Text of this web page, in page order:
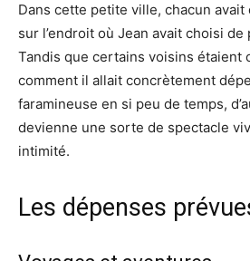
Dans cette petite ville, chacun
sur l’endroit où Jean avait choisi
Tandis que certains voisins étaient
comment il allait concrètement
faramineuse en si peu de temps,
devienne une sorte de spectacle
intimité.
Les dépenses